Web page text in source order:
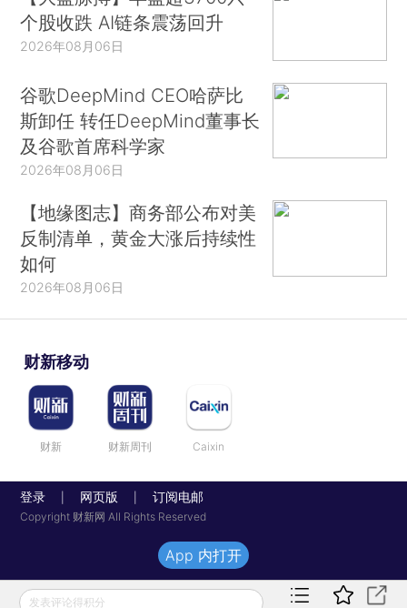
个股收跌 AI链条震荡回升
2026年08月06日
谷歌DeepMind CEO哈萨比
斯卸任 转任DeepMind董事长
及谷歌首席科学家
2026年08月06日
【地缘图志】商务部公布对美
反制清单，黄金大涨后持续性
如何
2026年08月06日
财新移动
财新 财新周刊 Caixin
登录 网页版 订阅电邮
Copyright 财新网 All Rights Reserved
发表评论得积分
App 内打开